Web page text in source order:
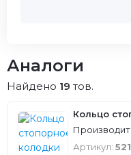
Аналоги
Найдено 19 тов.
Кольцо
Артикул: